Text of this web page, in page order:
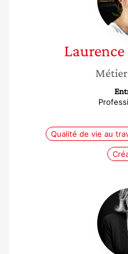
Laurence
Métier
Qualité de vie au